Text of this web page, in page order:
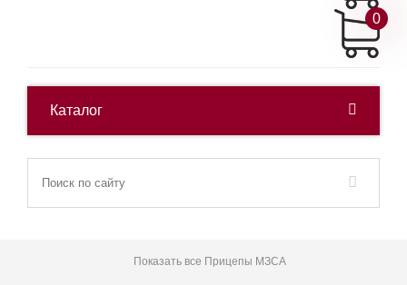
0
Каталог
Показать все Прицепы МЗСА